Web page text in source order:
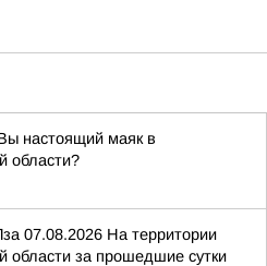
настоящий маяк в
области?
07.08.2026 На территории
области за прошедшие сутки